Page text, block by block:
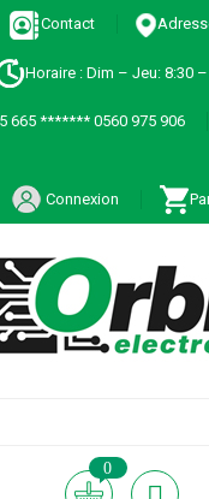
Contact
Horaire : Dim – Jeu: 8:30
665 ******* 0560 975 906
Connexion
0